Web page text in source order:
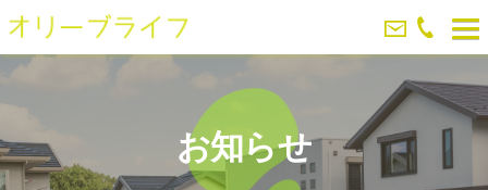
お知らせ